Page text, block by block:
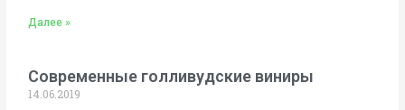
Далее »
Современные голливудские виниры
14.06.2019